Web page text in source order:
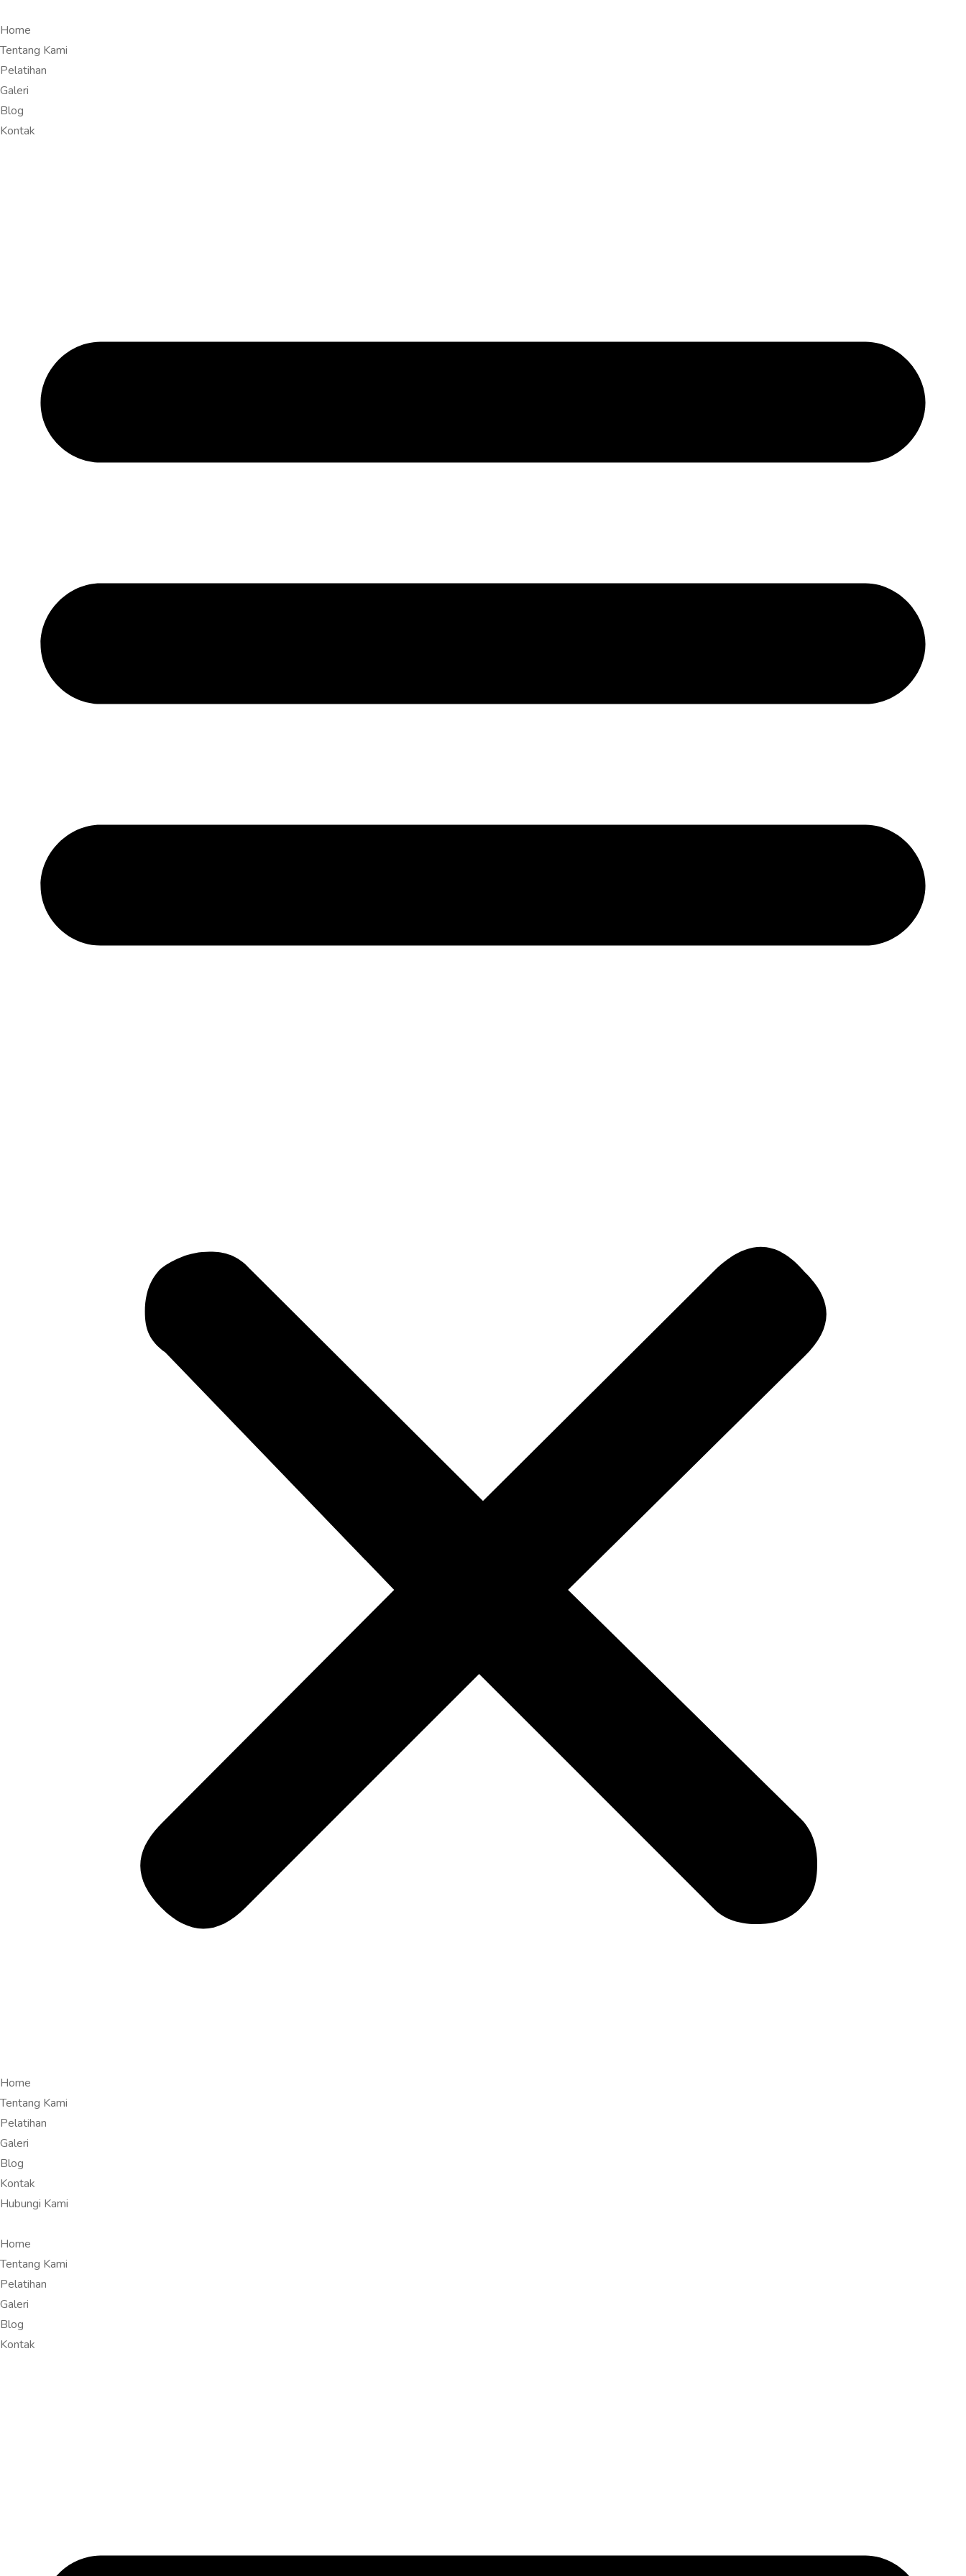
Home
Tentang Kami
Pelatihan
Galeri
Blog
Kontak
Home
Tentang Kami
Pelatihan
Galeri
Blog
Kontak
Hubungi Kami
Home
Tentang Kami
Pelatihan
Galeri
Blog
Kontak